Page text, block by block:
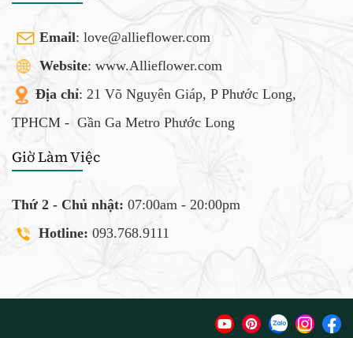
Email: love@allieflower.com
Website: www.Allieflower.com
Địa chỉ: 21 Võ Nguyên Giáp, P Phước Long,
TPHCM - Gần Ga Metro Phước Long
Giờ Làm Việc
Thứ 2 - Chủ nhật: 07:00am - 20:00pm
Hotline: 093.768.9111